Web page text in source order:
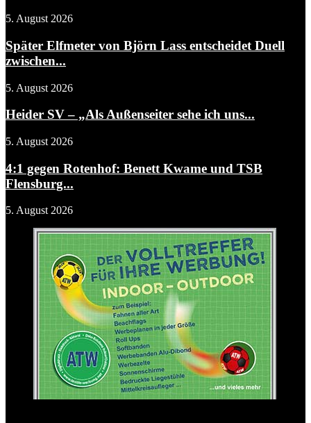
5. August 2026
Später Elfmeter von Björn Lass entscheidet Duell
zwischen...
5. August 2026
Heider SV – „Als Außenseiter sehe ich uns...
5. August 2026
4:1 gegen Rotenhof: Benett Kwame und TSB
Flensburg...
5. August 2026